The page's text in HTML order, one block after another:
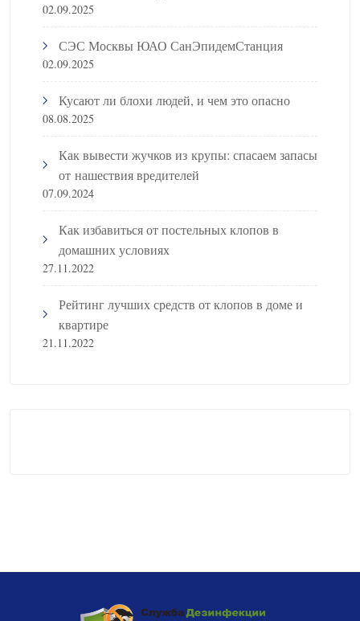
02.09.2025
СЭС Москвы ЮАО СанЭпидемСтанция
02.09.2025
Кусают ли блохи людей, и чем это опасно
08.08.2025
Как вывести жучков из крупы: спасаем запасы
от нашествия вредителей
07.09.2024
Как избавиться от постельных клопов в
домашних условиях
27.11.2022
Рейтинг лучших средств от клопов в доме и
квартире
21.11.2022